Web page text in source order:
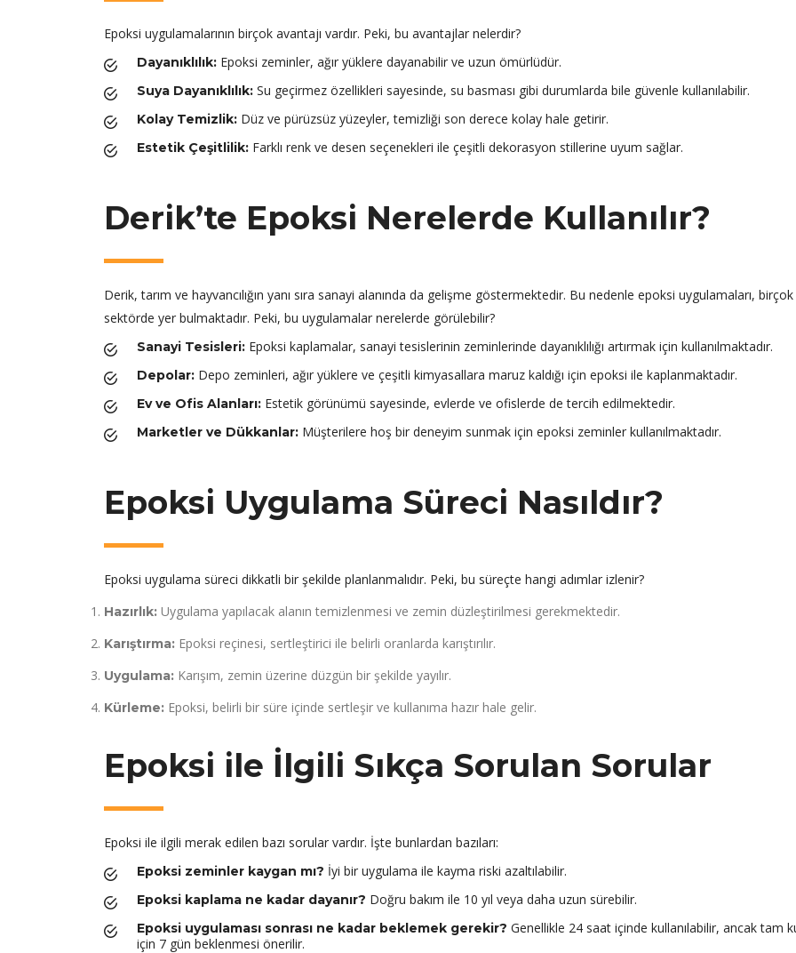
Epoksi uygulamalarının birçok avantajı vardır. Peki, bu avantajlar nelerdir?
Dayanıklılık: Epoksi zeminler, ağır yüklere dayanabilir ve uzun ömürlüdür.
Suya Dayanıklılık: Su geçirmez özellikleri sayesinde, su basması gibi durumlarda bile güvenle kullanılabilir.
Kolay Temizlik: Düz ve pürüzsüz yüzeyler, temizliği son derece kolay hale getirir.
Estetik Çeşitlilik: Farklı renk ve desen seçenekleri ile çeşitli dekorasyon stillerine uyum sağlar.
Derik’te Epoksi Nerelerde Kullanılır?
Derik, tarım ve hayvancılığın yanı sıra sanayi alanında da gelişme göstermektedir. Bu nedenle epoksi uygulamaları, birçok
sektörde yer bulmaktadır. Peki, bu uygulamalar nerelerde görülebilir?
Sanayi Tesisleri: Epoksi kaplamalar, sanayi tesislerinin zeminlerinde dayanıklılığı artırmak için kullanılmaktadır.
Depolar: Depo zeminleri, ağır yüklere ve çeşitli kimyasallara maruz kaldığı için epoksi ile kaplanmaktadır.
Ev ve Ofis Alanları: Estetik görünümü sayesinde, evlerde ve ofislerde de tercih edilmektedir.
Marketler ve Dükkanlar: Müşterilere hoş bir deneyim sunmak için epoksi zeminler kullanılmaktadır.
Epoksi Uygulama Süreci Nasıldır?
Epoksi uygulama süreci dikkatli bir şekilde planlanmalıdır. Peki, bu süreçte hangi adımlar izlenir?
Hazırlık: Uygulama yapılacak alanın temizlenmesi ve zemin düzleştirilmesi gerekmektedir.
Karıştırma: Epoksi reçinesi, sertleştirici ile belirli oranlarda karıştırılır.
Uygulama: Karışım, zemin üzerine düzgün bir şekilde yayılır.
Kürleme: Epoksi, belirli bir süre içinde sertleşir ve kullanıma hazır hale gelir.
Epoksi ile İlgili Sıkça Sorulan Sorular
Epoksi ile ilgili merak edilen bazı sorular vardır. İşte bunlardan bazıları:
Epoksi zeminler kaygan mı? İyi bir uygulama ile kayma riski azaltılabilir.
Epoksi kaplama ne kadar dayanır? Doğru bakım ile 10 yıl veya daha uzun sürebilir.
Epoksi uygulaması sonrası ne kadar beklemek gerekir? Genellikle 24 saat içinde kullanılabilir, ancak tam
için 7 gün beklenmesi önerilir.